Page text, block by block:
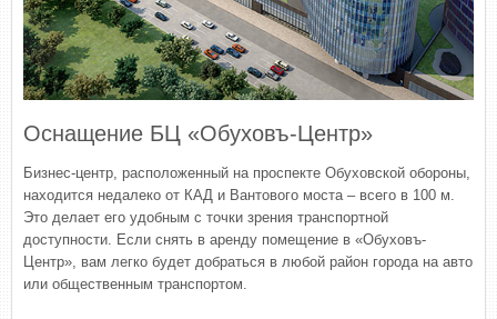
Оснащение БЦ «Обуховъ-Центр»
Бизнес-центр, расположенный на проспекте Обуховской обороны,
находится недалеко от КАД и Вантового моста – всего в 100 м.
Это делает его удобным с точки зрения транспортной
доступности. Если снять в аренду помещение в «Обуховъ-
Центр», вам легко будет добраться в любой район города на авто
или общественным транспортом.